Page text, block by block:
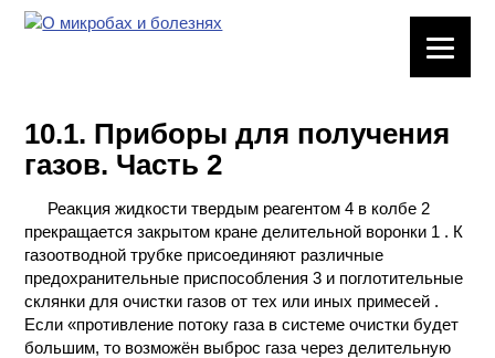
ХИМИЧЕСКАЯ
ПОСУДА
ВРЕДНЫЕ
ФАКТОРЫ
МЕТОДЫ
ПРАКТИЧЕСКОЙ
ХИМИИ
10.1. Приборы для получения
газов. Часть 2
Реакция жидкости твердым реагентом 4 в колбе 2
прекращается закрытом кране делительной воронки 1 . К
газоотводной трубке присоединяют различные
предохранительные приспособления 3 и поглотительные
склянки для очистки газов от тех или иных примесей .
Если «противление потоку газа в системе очистки будет
большим, то возможён выброс газа через делительную